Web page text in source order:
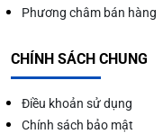
Phương châm bán hàng
CHÍNH SÁCH CHUNG
Điều khoản sử dụng
Chính sách bảo mật